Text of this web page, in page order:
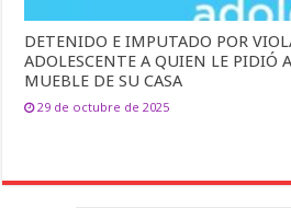
DETENIDO E IMPUTADO POR
ADOLESCENTE A QUIEN LE PIDIÓ
MUEBLE DE SU CASA
29 de octubre de 2025